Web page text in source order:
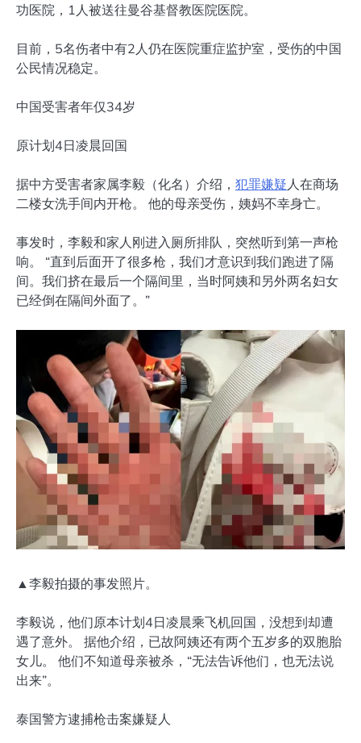
功医院，1人被送往曼谷基督教医院医院。
目前，5名伤者中有2人仍在医院重症监护室，受伤的中国
公民情况稳定。
中国受害者年仅34岁
原计划4日凌晨回国
据中方受害者家属李毅（化名）介绍， 犯罪嫌疑人在商场
二楼女洗手间内开枪。 他的母亲受伤，姨妈不幸身亡。
事发时，李毅和家人刚进入厕所排队，突然听到第一声枪
响。 “直到后面开了很多枪，我们才意识到我们跑进了隔
间。我们挤在最后一个隔间里，当时阿姨和另外两名妇女
已经倒在隔间外面了。”
▲李毅拍摄的事发照片。
李毅说，他们原本计划4日凌晨乘飞机回国，没想到却遭
遇了意外。 据他介绍，已故阿姨还有两个五岁多的双胞胎
女儿。 他们不知道母亲被杀，“无法告诉他们，也无法说
出来”。
泰国警方逮捕枪击案嫌疑人